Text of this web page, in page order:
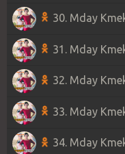
30. Mday
31. Mday
32. Mday
33. Mday
34. Mday